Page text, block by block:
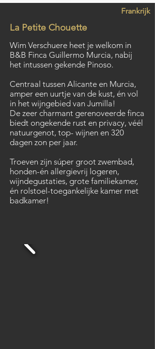
Frankrijk
La Petite Chouette
Wim Verschuere heet je welkom in
B&B Finca Guillermo Murcia, nabij
het intussen gekende Pinoso.
Centraal tussen Alicante en Murcia,
amper een uurtje van de kust, én vol
in het wijngebied van Jumilla!
De zeer charmant gerenoveerde finca
biedt ongekende rust en privacy, véél
natuurgenot, top- wijnen en 320
dagen zon per jaar.
Troeven zijn súper groot zwembad,
honden-én allergievrij logeren,
wijndegustaties, grote familiekamer,
én rolstoel-toegankelijke kamer met
badkamer!